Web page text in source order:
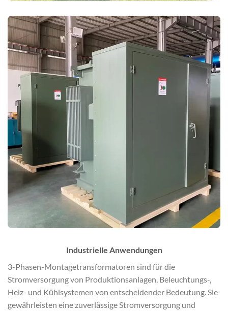
Industrielle Anwendungen
3-Phasen-Montagetransformatoren sind für die
Stromversorgung von Produktionsanlagen, Beleuchtungs-,
Heiz- und Kühlsystemen von entscheidender Bedeutung. Sie
gewährleisten eine zuverlässige Stromversorgung und